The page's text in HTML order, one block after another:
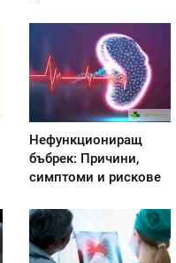
Нефункциониращ
бъбрек: Причини,
симптоми и рискове